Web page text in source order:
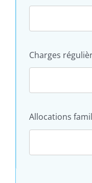
Charges
Allocations